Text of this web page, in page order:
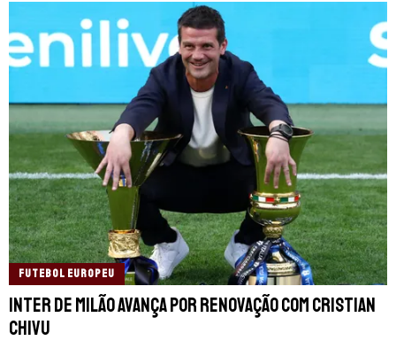
FUTEBOL EUROPEU
Inter de Milão avança por renovação com Cristian
Chivu